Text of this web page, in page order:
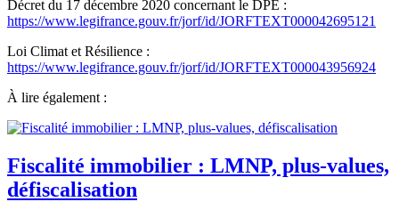
Décret du 17 décembre 2020 concernant le DPE :
https://www.legifrance.gouv.fr/jorf/id/JORFTEXT000042695121
Loi Climat et Résilience :
https://www.legifrance.gouv.fr/jorf/id/JORFTEXT000043956924
À lire également :
Fiscalité immobilier : LMNP, plus-values,
défiscalisation